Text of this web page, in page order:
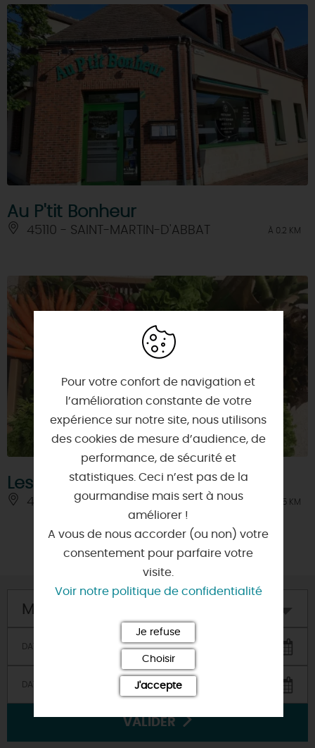
Au P'tit Bonheur
45110 - SAINT-MARTIN-D'ABBAT À 0.2 KM
Les Jardins de Saint-Martin
45110 - SAINT-MARTIN-D'ABBAT À 1.5 KM
Mon hôtel
VALIDER
Pour votre confort de navigation et
l’amélioration constante de votre
expérience sur notre site, nous utilisons
des cookies de mesure d’audience, de
performance, de sécurité et
statistiques. Ceci n’est pas de la
gourmandise mais sert à nous
améliorer !
A vous de nous accorder (ou non) votre
consentement pour parfaire votre
visite.
Voir notre politique de confidentialité
Je refuse
Choisir
J'accepte